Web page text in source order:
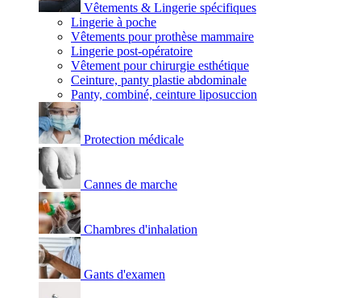
Vêtements & Lingerie spécifiques
Lingerie à poche
Vêtements pour prothèse mammaire
Lingerie post-opératoire
Vêtement pour chirurgie esthétique
Ceinture, panty plastie abdominale
Panty, combiné, ceinture liposuccion
Protection médicale
Cannes de marche
Chambres d'inhalation
Gants d'examen